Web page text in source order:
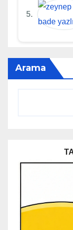
5.
Arama